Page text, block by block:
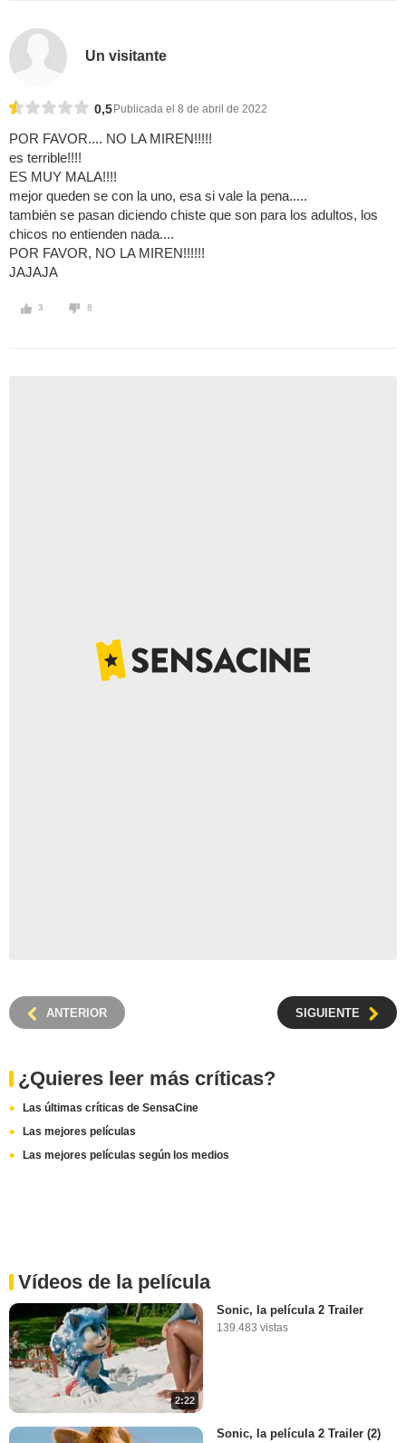
Un visitante
0,5 Publicada el 8 de abril de 2022
POR FAVOR.... NO LA MIREN!!!!!
es terrible!!!!
ES MUY MALA!!!!
mejor queden se con la uno, esa si vale la pena.....
también se pasan diciendo chiste que son para los adultos, los
chicos no entienden nada....
POR FAVOR, NO LA MIREN!!!!!!
JAJAJA
3 8
ANTERIOR SIGUIENTE
¿Quieres leer más críticas?
Las últimas críticas de SensaCine
Las mejores películas
Las mejores películas según los medios
Vídeos de la película
2:22
Sonic, la película 2 Trailer
139.483 vistas
Sonic, la película 2 Trailer (2)